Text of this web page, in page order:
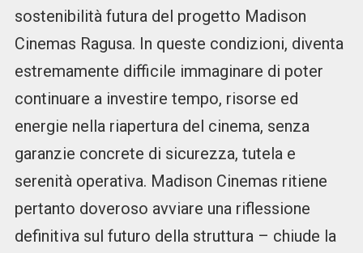
sostenibilità futura del progetto Madison
Cinemas Ragusa. In queste condizioni, diventa
estremamente difficile immaginare di poter
continuare a investire tempo, risorse ed
energie nella riapertura del cinema, senza
garanzie concrete di sicurezza, tutela e
serenità operativa. Madison Cinemas ritiene
pertanto doveroso avviare una riflessione
definitiva sul futuro della struttura – chiude la